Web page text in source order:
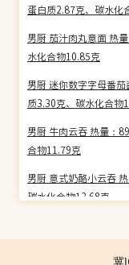
蛋白质2.87克、碳水化
男厨 茄汁肉丸意面 热
水化合物10.85克
男厨 迷你数字字母番
质3.30克、碳水化合物
男厨 牛肉云吞 热量：
合物11.79克
男厨 意式奶酪小云吞
碳水化合物13.68克
6.50克、碳水化合物
冀